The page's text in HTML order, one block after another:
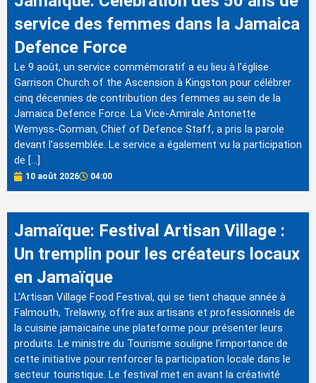
service des femmes dans la Jamaica
Defence Force
Le 9 août, un service commémoratif a eu lieu à l'église
Garrison Church of the Ascension à Kingston pour célébrer
cinq décennies de contribution des femmes au sein de la
Jamaica Defence Force. La Vice-Amirale Antonette
Wemyss-Gorman, Chief of Defence Staff, a pris la parole
devant l'assemblée. Le service a également vu la participation
de […]
10 août 2026 04:00
Jamaïque: Festival Artisan Village :
Un tremplin pour les créateurs locaux
en Jamaïque
L'Artisan Village Food Festival, qui se tient chaque année à
Falmouth, Trelawny, offre aux artisans et professionnels de
la cuisine jamaïcaine une plateforme pour présenter leurs
produits. Le ministre du Tourisme souligne l'importance de
cette initiative pour renforcer la participation locale dans le
secteur touristique. Le festival met en avant la créativité